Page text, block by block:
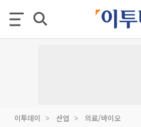
이투데이 산업 의료/바이오